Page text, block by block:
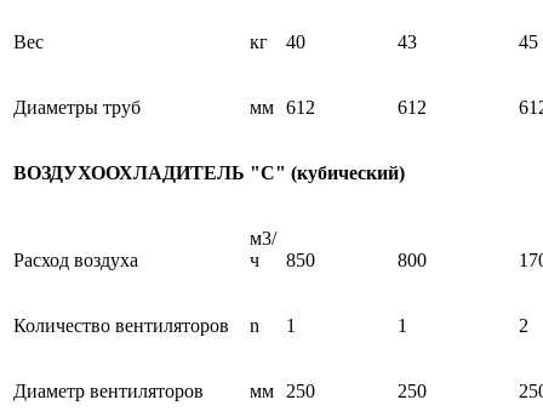
Вес кг 40 43 45
Диаметры труб мм 612 612
ВОЗДУХООХЛАДИТЕЛЬ "С" (кубический)
Расход воздуха
м3/
ч
850 800
Количество вентиляторов n 1 1 2
Диаметр вентиляторов мм 250 250